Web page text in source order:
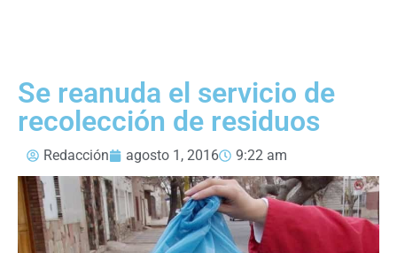
Se reanuda el servicio de
recolección de residuos
Redacción agosto 1, 2016 9:22 am